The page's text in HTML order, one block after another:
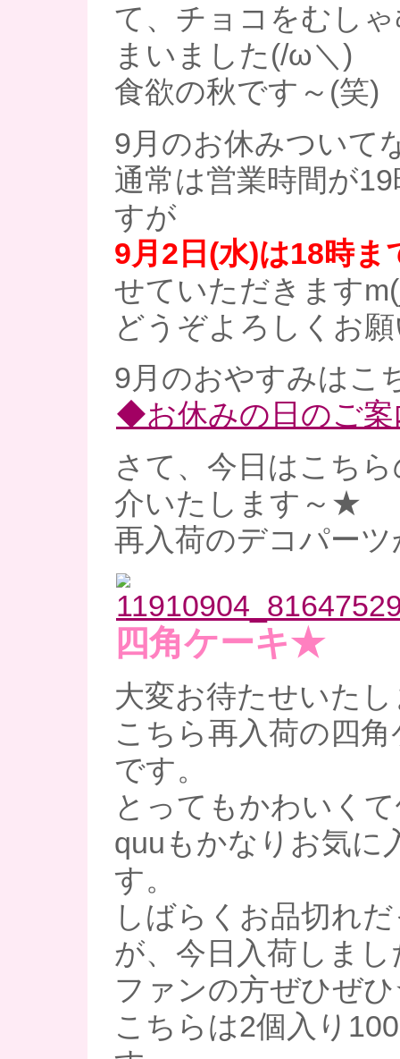
て、チョコをむし
まいました(/ω＼)
食欲の秋です～(笑)
9月のお休みついて
通常は営業時間が
すが
9月2日(水)は18時ま
せていただきます
どうぞよろしくお
9月のおやすみはこ
◆お休みの日のご
さて、今日はこち
介いたします～★
再入荷のデコパー
四角ケーキ★
大変お待たせいた
こちら再入荷の四
です。
とってもかわいく
quuもかなりお気に
す。
しばらくお品切れ
が、今日入荷しまし
ファンの方ぜひぜ
こちらは2個入り